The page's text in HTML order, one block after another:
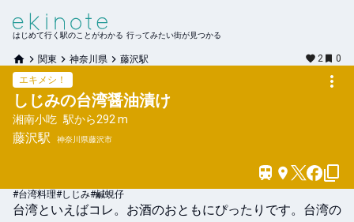
はじめて行く駅のことがわかる 行ってみたい街が見つかる
関東 神奈川県 藤沢駅 2
0
エキメシ！
しじみの台湾醤油漬け
湘南小吃 駅から292 m
藤沢駅 神奈川県藤沢市
#台湾料理#しじみ#鹹蜆仔
台湾といえばコレ。お酒のおともにぴったりです。台湾の